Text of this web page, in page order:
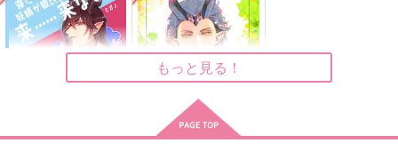
作品詳細 作品詳細
もっと見る！